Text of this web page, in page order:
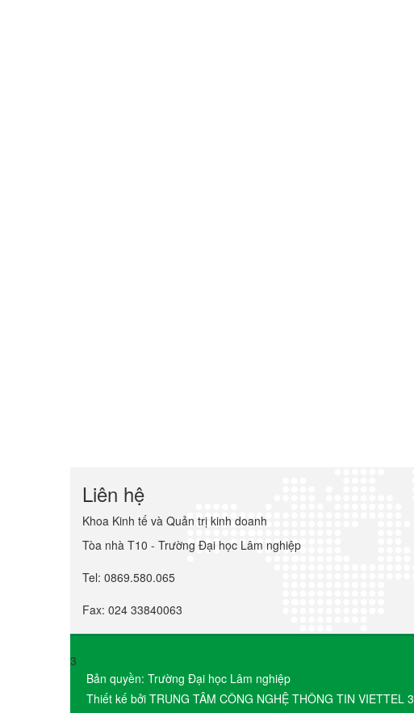
Liên hệ
Khoa Kinh tế và Quản trị kinh doanh
Tòa nhà T10 - Trường Đại học Lâm nghiệp
Tel: 0869.580.065
Fax: 024 33840063
3
Bản quyền: Trường Đại học Lâm nghiệp
Thiết kế bởi TRUNG TÂM CÔNG NGHỆ THÔNG TIN VIETTEL 3